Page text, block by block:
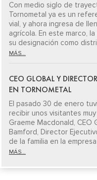
Con medio siglo de
Tornometal ya es un
vial, y ahora ingresa de
agrícola. En este marco,
su designación como
MÁS...
CEO GLOBAL Y
EN TORNOMETAL
El pasado 30 de enero
recibir unos visitantes
Graeme Macdonald, CEO
Bamford, Director
de la familia en la
MÁS...